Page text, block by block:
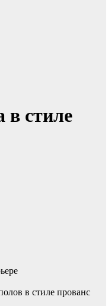
в стиле
в стиле прованс